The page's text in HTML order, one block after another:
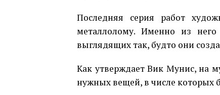
Последняя серия работ
металлолому. Именно из
выглядящих так, будто они
Как утверждает Вик Мунис, на
нужных вещей, в числе которых